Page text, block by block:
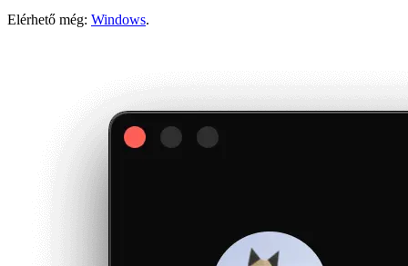
Elérhető még: Windows.